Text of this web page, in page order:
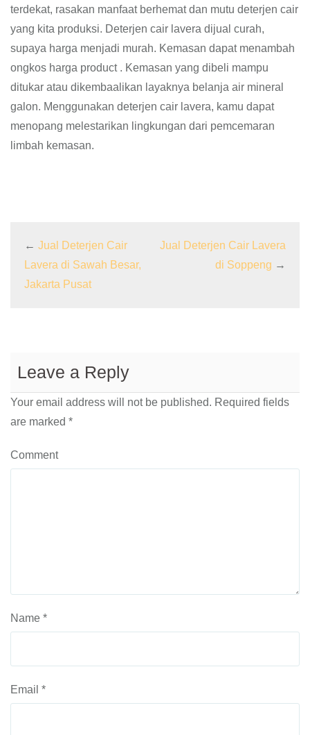
terdekat, rasakan manfaat berhemat dan mutu deterjen cair
yang kita produksi. Deterjen cair lavera dijual curah,
supaya harga menjadi murah. Kemasan dapat menambah
ongkos harga product . Kemasan yang dibeli mampu
ditukar atau dikembaalikan layaknya belanja air mineral
galon. Menggunakan deterjen cair lavera, kamu dapat
menopang melestarikan lingkungan dari pemcemaran
limbah kemasan.
← Jual Deterjen Cair
Lavera di Sawah Besar,
Jakarta Pusat
Jual Deterjen Cair Lavera
di Soppeng →
Leave a Reply
Your email address will not be published. Required fields
are marked *
Comment
Name *
Email *